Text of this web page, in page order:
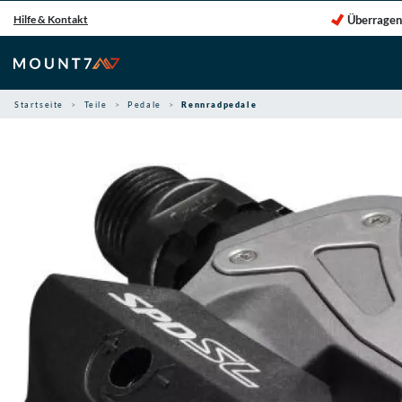
Inhalt
springen
Hilfe & Kontakt
Startseite Teile Pedale Rennradpedale